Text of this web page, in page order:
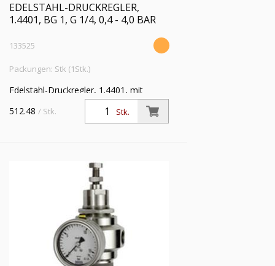
EDELSTAHL-DRUCKREGLER,
1.4401, BG 1, G 1/4, 0,4 - 4,0 BAR
133525
Packungen: Stk (1Stk.)
Edelstahl-Druckregler, 1.4401, mit
Sekundärentlüftung (rücksteuerbar), inkl.
Manometer, BG 1, G 1/4, Regelbereich
Stk.
512.48 / Stk.